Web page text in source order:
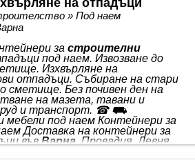
на отпадъци
» Под наем
за строителни
под наем. Извозване до
Изхвърляне на
отпадъци. Събиране на стари
сметище. Без почивен ден на
на мазета, тавани и
и транспорт. ☎︎ ⛟
мебели под наем Контейнери за
Доставка на контейнери за
във Варна , Провадия, Девня,